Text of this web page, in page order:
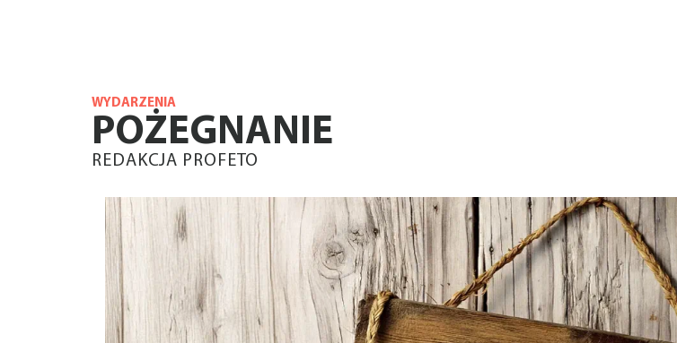
WYDARZENIA
POŻEGNANIE
REDAKCJA PROFETO